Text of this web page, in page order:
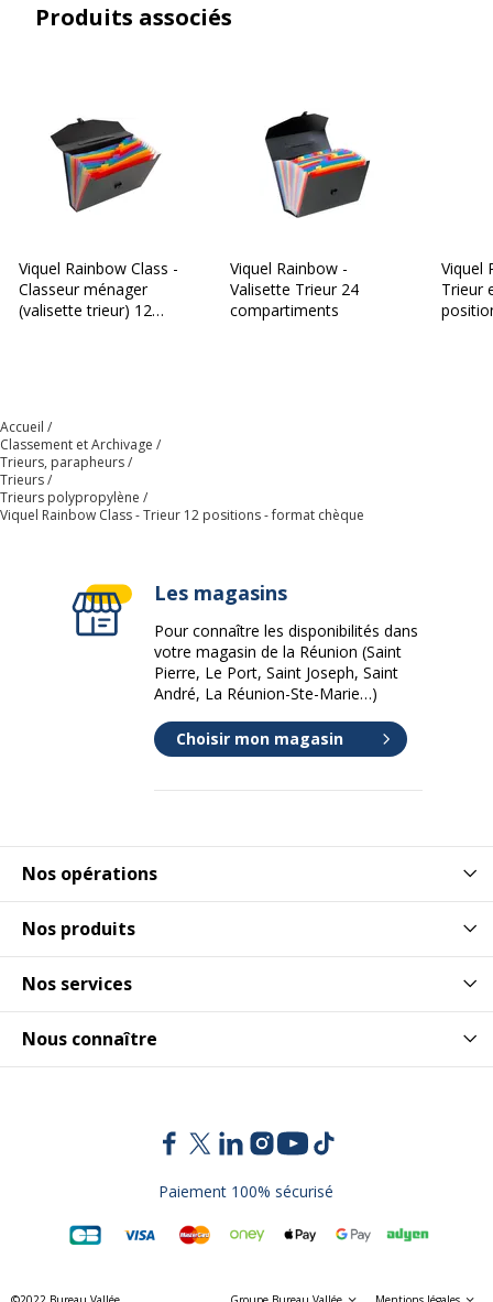
Produits associés
Viquel Rainbow Class -
Classeur ménager
(valisette trieur) 12
Viquel Rainbow -
Valisette Trieur 24
compartiments
Viquel
Trieur
Accueil
Classement et Archivage
Trieurs, parapheurs
Trieurs
Trieurs polypropylène
Viquel Rainbow Class - Trieur 12 positions - format chèque
Nos opérations
Nos produits
Nos services
Nous connaître
Les magasins
Pour connaître les disponibilités dans
votre magasin de la Réunion (Saint
Pierre, Le Port, Saint Joseph, Saint
André, La Réunion-Ste-Marie…)
Choisir mon magasin
Paiement 100% sécurisé